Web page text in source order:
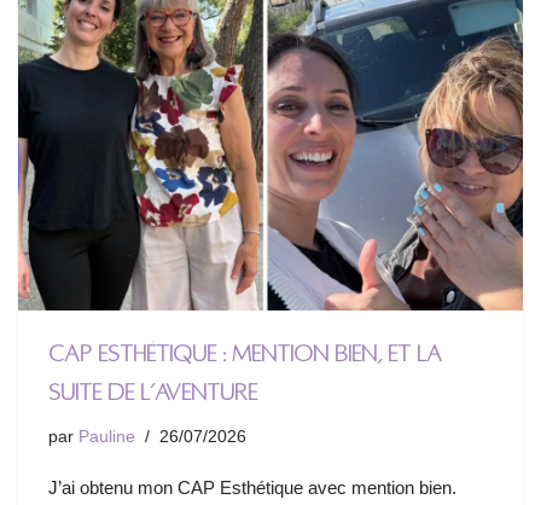
CAP Esthétique : mention bien, et la
suite de l’aventure
par Pauline 26/07/2026
J’ai obtenu mon CAP Esthétique avec mention bien.